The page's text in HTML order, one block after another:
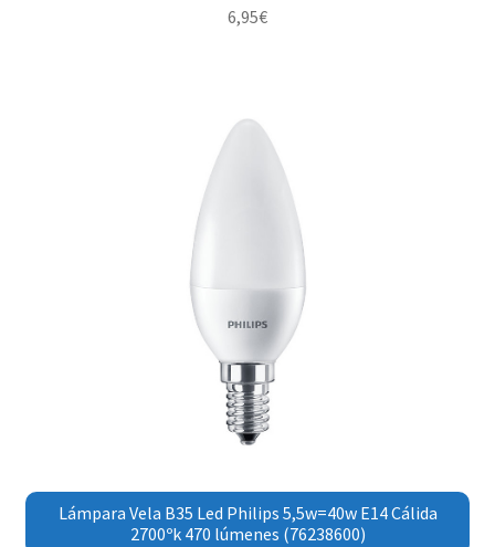
6,95€
Lámpara Vela B35 Led Philips 5,5w=40w E14 Cálida
2700ºk 470 lúmenes (76238600)